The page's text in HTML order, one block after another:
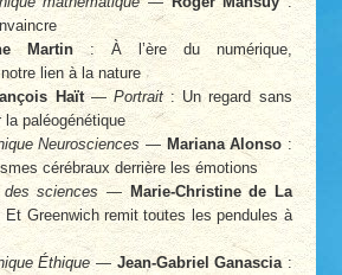
Martin: À l’ère du numérique,
lien à la nature
Haït— Portrait: Un regard sans
paléogénétique
Neurosciences— Mariana Alonso :
cérébraux derrière les émotions
des sciences — Marie-Christine de La
Et Greenwich remit toutes les pendules à
Éthique—Jean-Gabriel Ganascia: